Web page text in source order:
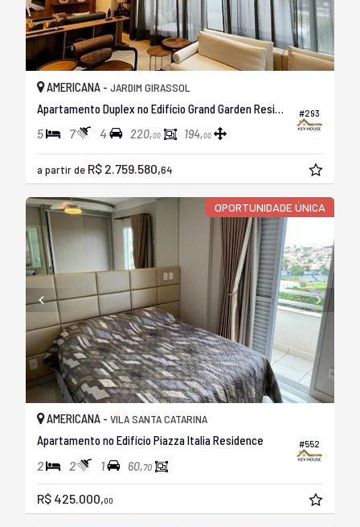
#293
AMERICANA - JARDIM GIRASSOL
Apartamento Duplex no Edifício Grand Garden Residence
5 7 4 220,00 194,00
a partir de R$ 2.759.580,64
OPORTUNIDADE ÚNICA
#552
AMERICANA - VILA SANTA CATARINA
Apartamento no Edifício Piazza Italia Residence
2 2 1 60,70
R$ 425.000,00